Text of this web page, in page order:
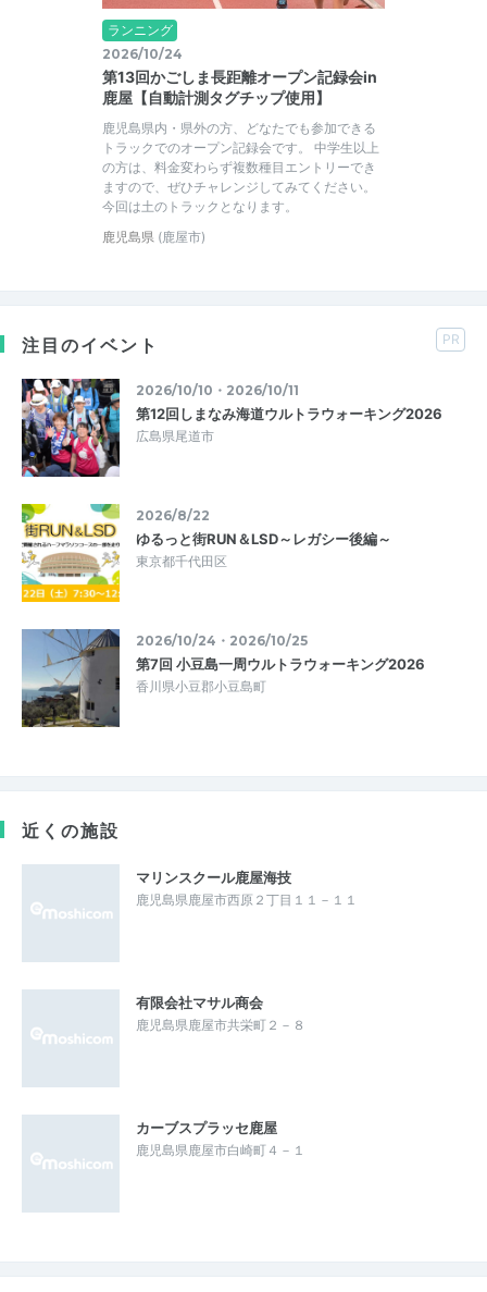
ランニング
2026/10/24
第13回かごしま長距離オープン記録会in
鹿屋【自動計測タグチップ使用】
鹿児島県内・県外の方、どなたでも参加できる
トラックでのオープン記録会です。 中学生以上
の方は、料金変わらず複数種目エントリーでき
ますので、ぜひチャレンジしてみてください。
今回は土のトラックとなります。
鹿児島県 (鹿屋市)
注目のイベント PR
2026/10/10・2026/10/11
第12回しまなみ海道ウルトラウォーキング2026
広島県尾道市
2026/8/22
ゆるっと街RUN＆LSD～レガシー後編～
東京都千代田区
2026/10/24・2026/10/25
第7回 小豆島一周ウルトラウォーキング2026
香川県小豆郡小豆島町
近くの施設
マリンスクール鹿屋海技
鹿児島県鹿屋市西原２丁目１１－１１
有限会社マサル商会
鹿児島県鹿屋市共栄町２－８
カーブスプラッセ鹿屋
鹿児島県鹿屋市白崎町４－１